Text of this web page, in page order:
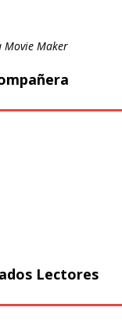
Movie Maker
Lectores